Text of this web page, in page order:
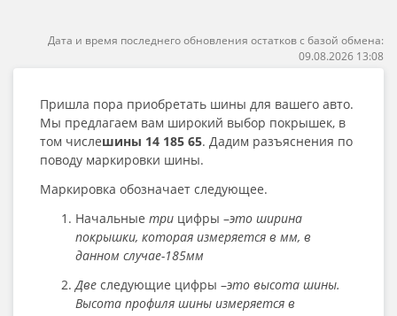
Дата и время последнего обновления остатков с базой обмена:
09.08.2026 13:08
Пришла пора приобретать шины для вашего авто.
Мы предлагаем вам широкий выбор покрышек, в
том числешины 14 185 65. Дадим разъяснения по
поводу маркировки шины.
Маркировка обозначает следующее.
Начальные три цифры –это ширина
покрышки, которая измеряется в мм, в
данном случае-185мм
Две следующие цифры –это высота шины.
Высота профиля шины измеряется в